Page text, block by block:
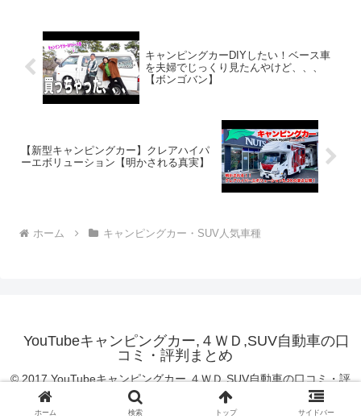
キャンピングカーDIYしたい！ベース車
を夫婦でじっくり見たんやけど、、、
【ボンゴバン】
【新型キャンピングカー】クレアハイパ
ーエボリューション【明かされる真実】
ホーム キャンピングカー・SUV人気車種
YouTubeキャンピングカー,４ＷＤ,SUV自動車の口
コミ・評判まとめ
© 2017 YouTubeキャンピングカー,４ＷＤ,SUV自動車の口コミ・評
ホーム 検索 トップ サイドバー